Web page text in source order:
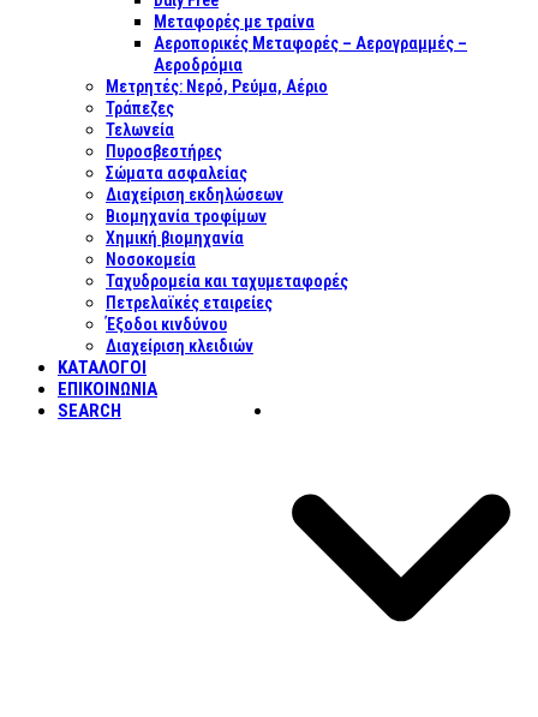
Μεταφορές με τραίνα
Αεροπορικές Μεταφορές – Αερογραμμές –
Αεροδρόμια
Μετρητές: Νερό, Ρεύμα, Αέριο
Τράπεζες
Τελωνεία
Πυροσβεστήρες
Σώματα ασφαλείας
Διαχείριση εκδηλώσεων
Βιομηχανία τροφίμων
Χημική βιομηχανία
Νοσοκομεία
Ταχυδρομεία και ταχυμεταφορές
Πετρελαϊκές εταιρείες
Έξοδοι κινδύνου
Διαχείριση κλειδιών
ΚΑΤΑΛΟΓΟΙ
ΕΠΙΚΟΙΝΩΝΊΑ
SEARCH